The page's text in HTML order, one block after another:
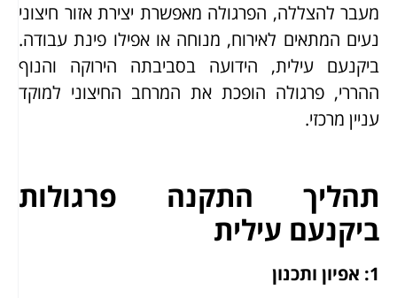
מעבר להצללה, הפרגולה מאפשרת יצירת אזור חיצוני
נעים המתאים לאירוח, מנוחה או אפילו פינת עבודה.
ביקנעם עילית, הידועה בסביבתה הירוקה והנוף
ההררי, פרגולה הופכת את המרחב החיצוני למוקד
עניין מרכזי.
תהליך התקנה פרגולות
ביקנעם עילית
1: אפיון ותכנון